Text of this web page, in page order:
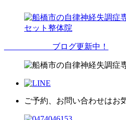
ブログ更新中！
ご予約、お問い合わせはお